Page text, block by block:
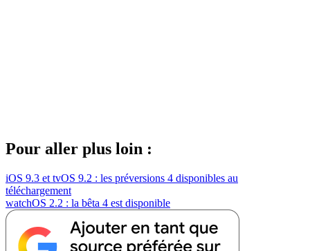
Pour aller plus loin :
iOS 9.3 et tvOS 9.2 : les préversions 4 disponibles au
téléchargement
watchOS 2.2 : la bêta 4 est disponible